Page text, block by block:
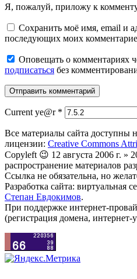
Я, пожалуй, приложу к
Сохранить моё имя, email и
последующих моих
Оповещать о комментариях
подписаться без
Current ye@r *
Все материалы сайта доступны
лицензии: Creative Commons
Copyleft 😉 12 августа 2006 г. »
распространение материалов
Ссылка не обязательна, но
Разработка сайта: виртуальная
Степан Евдокимов.
При поддержке интернет-
(регистрация домена, интернет-